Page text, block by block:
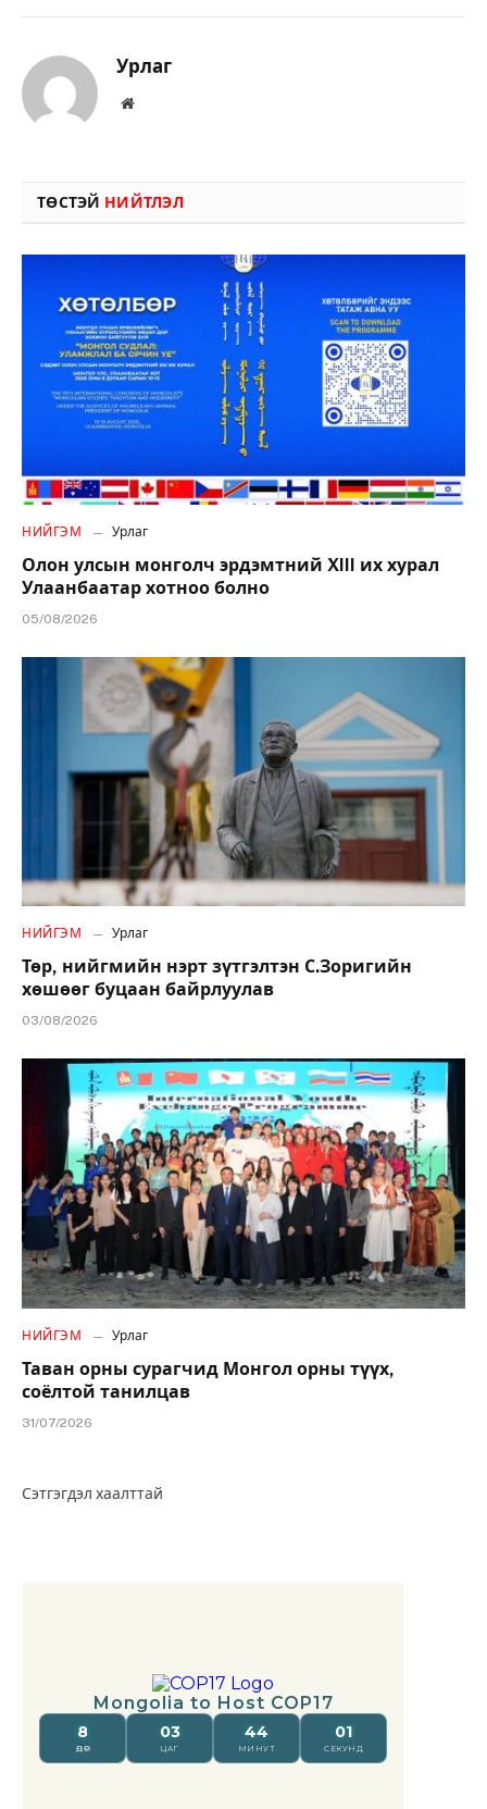
Урлаг
Вэбсайт
ТӨСТЭЙ НИЙТЛЭЛ
НИЙГЭМ Урлаг
Олон улсын монголч эрдэмтний XIII их хурал
Улаанбаатар хотноо болно
05/08/2026
НИЙГЭМ Урлаг
Төр, нийгмийн нэрт зүтгэлтэн С.Зоригийн
хөшөөг буцаан байрлуулав
03/08/2026
НИЙГЭМ Урлаг
Таван орны сурагчид Монгол орны түүх,
соёлтой танилцав
31/07/2026
Сэтгэгдэл хаалттай